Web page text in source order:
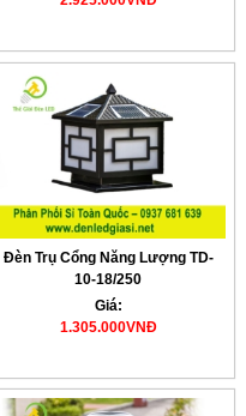
Đèn Trụ Cổng Năng Lượng TD-
10-18/250
Giá:
1.305.000VNĐ